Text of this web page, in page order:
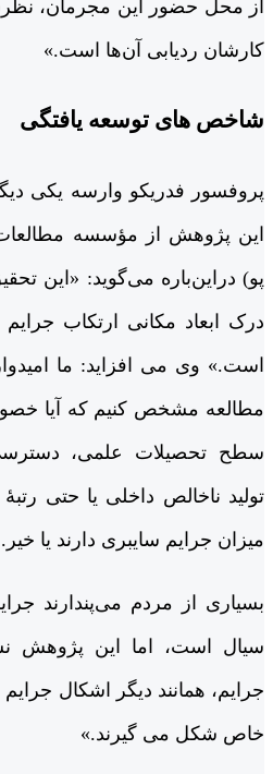
از محل حضور این مجرمان،
کارشان ردیابی آن‌ها است.»
شاخص های توسعه یافتگی
پروفسور فدریکو وارسه یکی
این پژوهش از مؤسسه
پو) دراین‌باره می‌گوید: «این
درک ابعاد مکانی ارتکاب
است.» وی می افزاید: ما
مطالعه مشخص کنیم که آیا
سطح تحصیلات علمی،
تولید ناخالص داخلی یا حتی رتبۀ
میزان جرایم سایبری دارند یا خیر.
بسیاری از مردم می‌پندارند
سیال است، اما این پژوهش
جرایم، همانند دیگر اشکال
خاص شکل می گیرند.»